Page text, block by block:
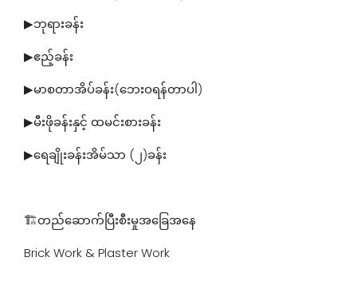
▶ဘုရားခန်း
▶ဧည့်ခန်း
▶မာစတာအိပ်ခန်း(ဘေးဝရန်တာပါ)
▶မီးဖိုခန်းနှင့် ထမင်းစားခန်း
▶ရေချိုးခန်းအိမ်သာ (၂)ခန်း
🏗တည်ဆောက်ပြီးစီးမှုအခြေအနေ
Brick Work & Plaster Work